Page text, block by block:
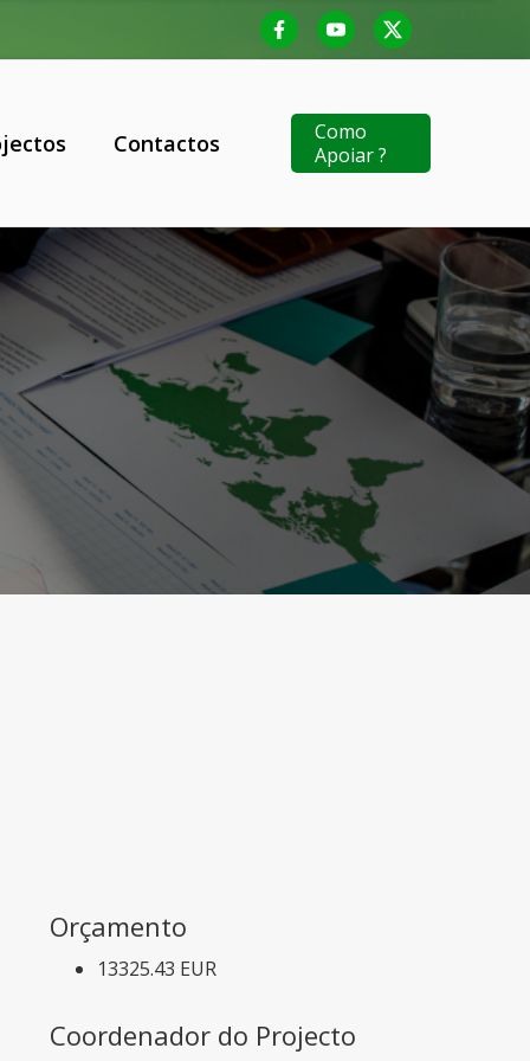
Contactos
Como
Apoiar ?
Orçamento
13325.43 EUR
Coordenador do Projecto